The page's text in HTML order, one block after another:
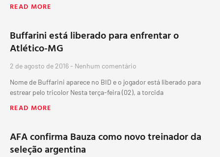
READ MORE
Buffarini está liberado para enfrentar o
Atlético-MG
2 de agosto de 2016
Nenhum comentário
Nome de Buffarini aparece no BID e o jogador está liberado para
estrear pelo tricolor Nesta terça-feira (02), a torcida
READ MORE
AFA confirma Bauza como novo treinador da
seleção argentina